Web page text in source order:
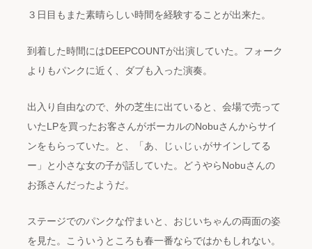
３日目もまた素晴らしい時間を経験することが出来た。
到着した時間にはDEEPCOUNTが出演していた。フォーク
よりもパンクに近く、ダブも入った演奏。
出入り自由なので、外の芝生に出ていると、会場で売って
いたLPを買ったお客さんがボーカルのNobuさんからサイ
ンをもらっていた。と、「あ、じぃじぃがサインしてる
ー」と小さな女の子が話していた。どうやらNobuさんの
お孫さんだったようだ。
ステージでのパンクな佇まいと、おじいちゃんの両面の姿
を見た。こういうところも春一番ならではかもしれない。